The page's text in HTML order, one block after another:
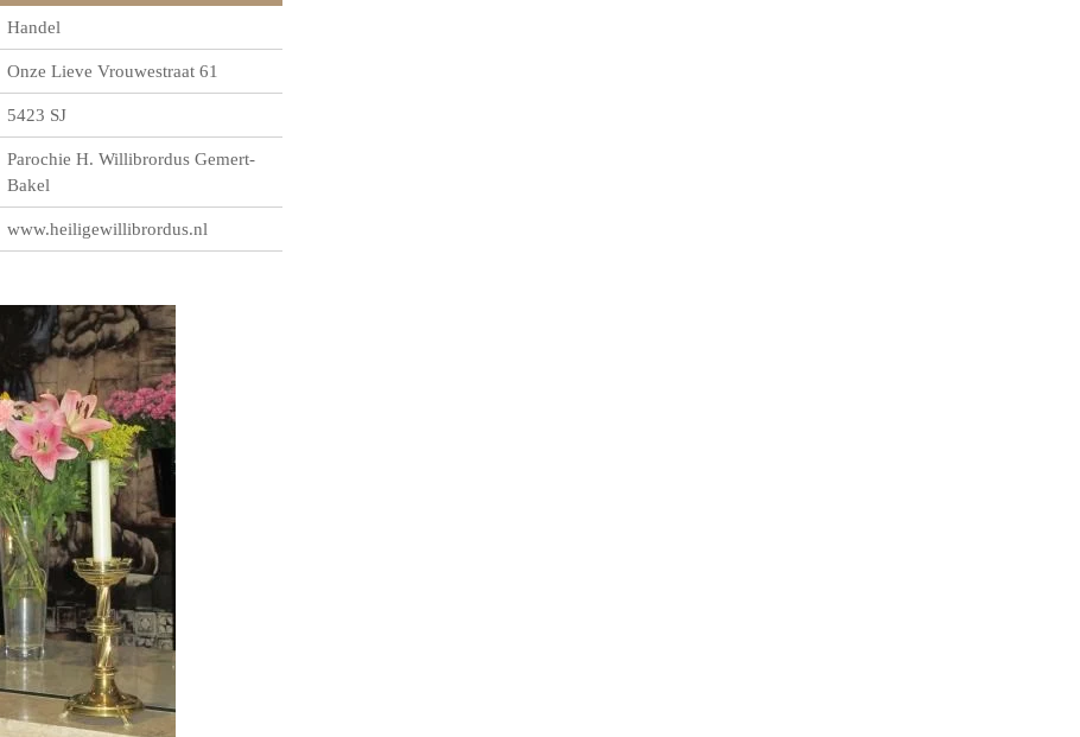
Handel
Onze Lieve Vrouwestraat 61
5423 SJ
Parochie H. Willibrordus Gemert-
Bakel
www.heiligewillibrordus.nl